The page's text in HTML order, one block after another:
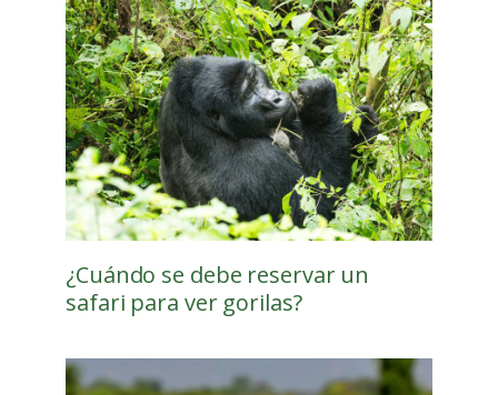
¿Cuándo se debe reservar un
safari para ver gorilas?